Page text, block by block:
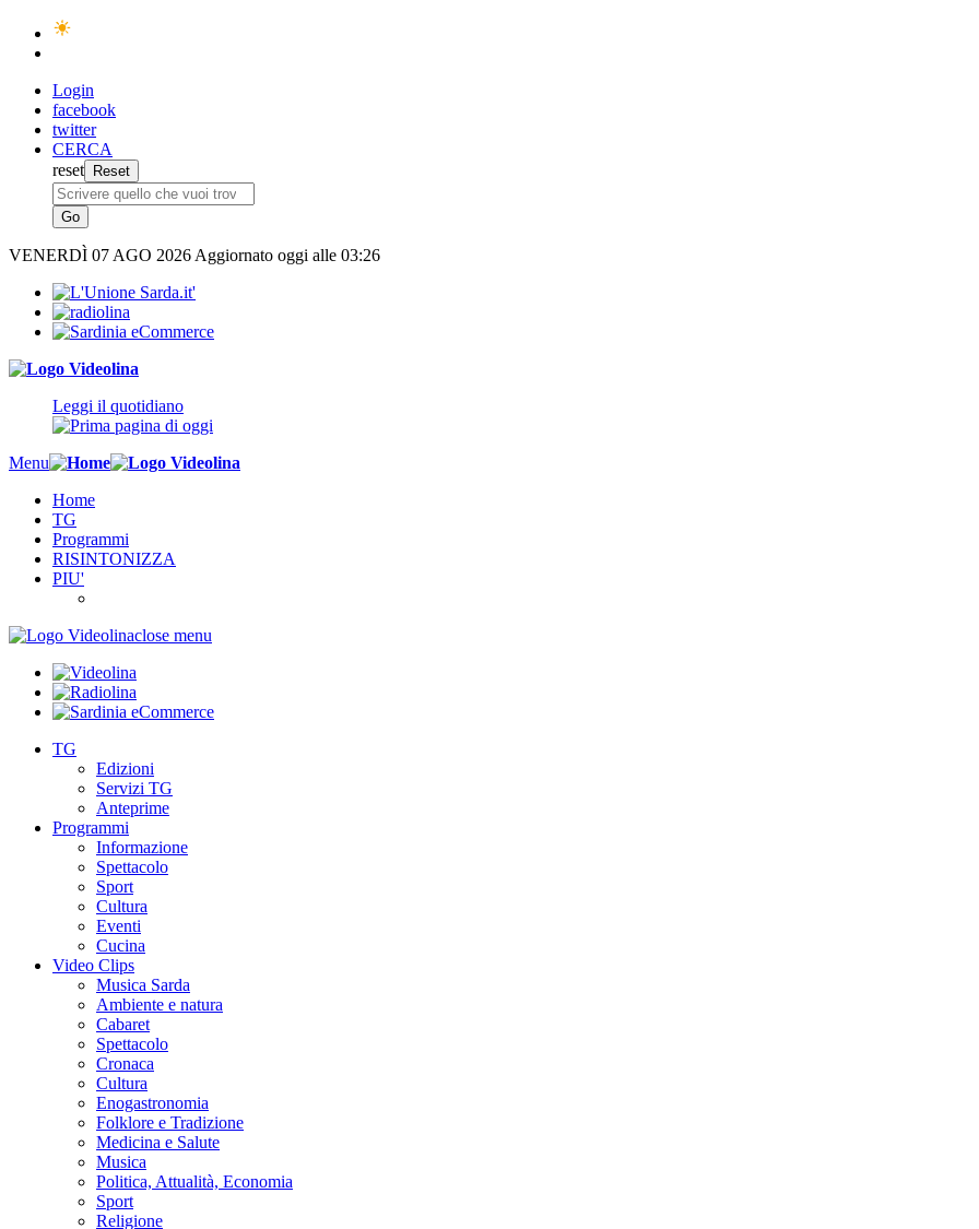
Login
facebook
twitter
CERCA
reset
VENERDÌ 07 AGO 2026 Aggiornato oggi alle 03:26
Leggi il quotidiano
Menu
Home
TG
Programmi
RISINTONIZZA
PIU'
close menu
TG
Edizioni
Servizi TG
Anteprime
Programmi
Informazione
Spettacolo
Sport
Cultura
Eventi
Cucina
Video Clips
Musica Sarda
Ambiente e natura
Cabaret
Spettacolo
Cronaca
Cultura
Enogastronomia
Folklore e Tradizione
Medicina e Salute
Musica
Politica, Attualità, Economia
Sport
Religione